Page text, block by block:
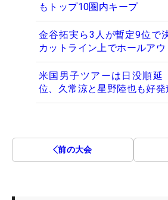
もトップ10圏内キープ
金谷拓実ら3人が暫定9位
カットライン上でホールアウ
米国男子ツアーは日没順
位、久常涼と星野陸也も好発
前の大会